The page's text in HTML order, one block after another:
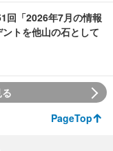
回「2026年7月の情報
トを他山の石として
PageTop